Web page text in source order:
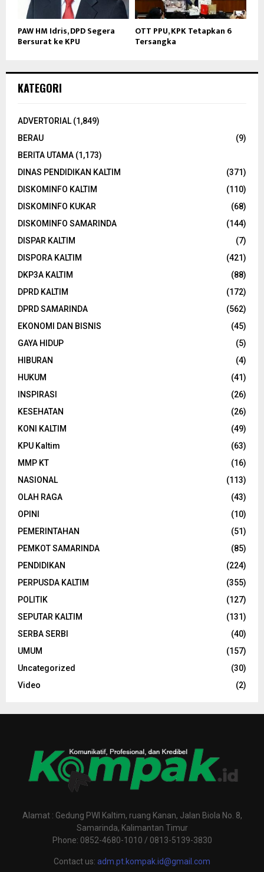
PAW HM Idris, DPD Segera
Bersurat ke KPU
OTT PPU, KPK Tetapkan 6
Tersangka
KATEGORI
ADVERTORIAL (1,849)
BERAU
(9)
BERITA UTAMA (1,173)
DINAS PENDIDIKAN KALTIM
(371)
DISKOMINFO KALTIM
(110)
DISKOMINFO KUKAR
(68)
DISKOMINFO SAMARINDA
(144)
DISPAR KALTIM
(7)
DISPORA KALTIM
(421)
DKP3A KALTIM
(88)
DPRD KALTIM
(172)
DPRD SAMARINDA
(562)
EKONOMI DAN BISNIS
(45)
GAYA HIDUP
(5)
HIBURAN
(4)
HUKUM
(41)
INSPIRASI
(26)
KESEHATAN
(26)
KONI KALTIM
(49)
KPU Kaltim
(63)
MMP KT
(16)
NASIONAL
(113)
OLAH RAGA
(43)
OPINI
(10)
PEMERINTAHAN
(51)
PEMKOT SAMARINDA
(85)
PENDIDIKAN
(224)
PERPUSDA KALTIM
(355)
POLITIK
(127)
SEPUTAR KALTIM
(131)
SERBA SERBI
(40)
UMUM
(157)
Uncategorized
(30)
Video
(2)
Alamat : Gedung PWI Kaltim, ruang Kanan, Jalan Biola No. 8,
Samarinda, Kalimantan Timur
Phone: 0852-4680-1010 / 0813-5139-3830
Contact us: adm.pt.kompak.id@gmail.com